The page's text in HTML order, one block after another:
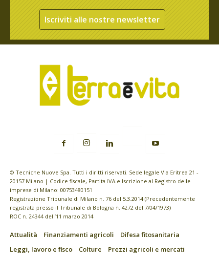
Iscriviti alle nostre newsletter
© Tecniche Nuove Spa. Tutti i diritti riservati. Sede legale Via Eritrea 21 -
20157 Milano | Codice fiscale, Partita IVA e Iscrizione al Registro delle
imprese di Milano: 00753480151
Registrazione Tribunale di Milano n. 76 del 5.3.2014 (Precedentemente
registrata presso il Tribunale di Bologna n. 4272 del 7/04/1973)
ROC n. 24344 dell’11 marzo 2014
Attualità Finanziamenti agricoli
Difesa fitosanitaria
Leggi, lavoro e fisco
Colture
Prezzi agricoli e mercati